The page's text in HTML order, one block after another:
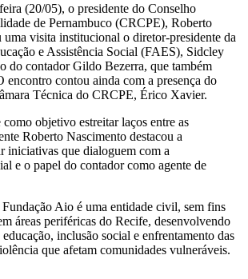
(20/05), o presidente do Conselho
de Pernambuco (CRCPE), Roberto
uma visita institucional o diretor-presidente da
e Assistência Social (FAES), Sidcley
do contador Gildo Bezerra, que também
encontro contou ainda com a presença do
Técnica do CRCPE, Érico Xavier.
objetivo estreitar laços entre as
Roberto Nascimento destacou a
iniciativas que dialoguem com a
e o papel do contador como agente de
Aio é uma entidade civil, sem fins
áreas periféricas do Recife, desenvolvendo
inclusão social e enfrentamento das
que afetam comunidades vulneráveis.